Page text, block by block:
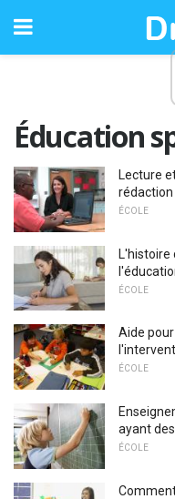
Éducation
Lecture
ÉCOLE
L'histoire
ÉCOLE
Aide
ÉCOLE
ayant
ÉCOLE